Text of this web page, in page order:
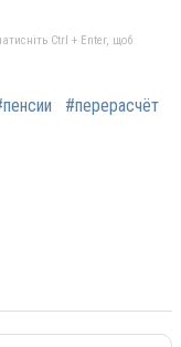
Ctrl + Enter, щоб
#перерасчёт